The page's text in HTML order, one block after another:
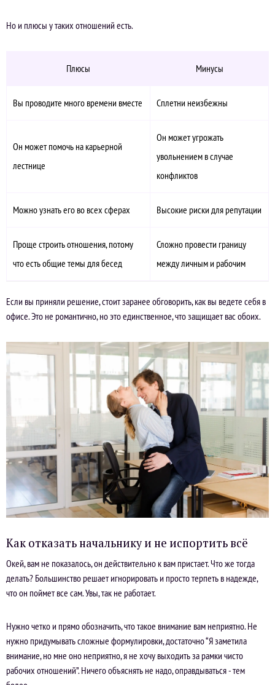
Но и плюсы у таких отношений есть.
Плюсы Минусы
Вы проводите много времени вместе Сплетни неизбежны
Он может помочь на карьерной
лестнице
Он может угрожать
увольнением в случае
конфликтов
Можно узнать его во всех сферах Высокие риски для репутации
Проще строить отношения, потому
что есть общие темы для бесед
Сложно провести границу
между личным и рабочим
Если вы приняли решение, стоит заранее обговорить, как вы ведете себя в
офисе. Это не романтично, но это единственное, что защищает вас обоих.
Как отказать начальнику и не испортить всё
Окей, вам не показалось, он действительно к вам пристает. Что же тогда
делать? Большинство решает игнорировать и просто терпеть в надежде,
что он поймет все сам. Увы, так не работает.
Нужно четко и прямо обозначить, что такое внимание вам неприятно. Не
нужно придумывать сложные формулировки, достаточно “Я заметила
внимание, но мне оно неприятно, я не хочу выходить за рамки чисто
рабочих отношений”. Ничего объяснять не надо, оправдываться - тем